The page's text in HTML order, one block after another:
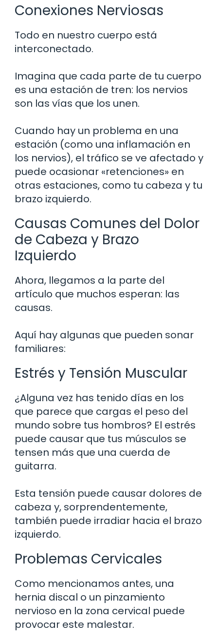
Conexiones Nerviosas
Todo en nuestro cuerpo está
interconectado.
Imagina que cada parte de tu cuerpo
es una estación de tren: los nervios
son las vías que los unen.
Cuando hay un problema en una
estación (como una inflamación en
los nervios), el tráfico se ve afectado y
puede ocasionar «retenciones» en
otras estaciones, como tu cabeza y tu
brazo izquierdo.
Causas Comunes del Dolor
de Cabeza y Brazo
Izquierdo
Ahora, llegamos a la parte del
artículo que muchos esperan: las
causas.
Aquí hay algunas que pueden sonar
familiares:
Estrés y Tensión Muscular
¿Alguna vez has tenido días en los
que parece que cargas el peso del
mundo sobre tus hombros? El estrés
puede causar que tus músculos se
tensen más que una cuerda de
guitarra.
Esta tensión puede causar dolores de
cabeza y, sorprendentemente,
también puede irradiar hacia el brazo
izquierdo.
Problemas Cervicales
Como mencionamos antes, una
hernia discal o un pinzamiento
nervioso en la zona cervical puede
provocar este malestar.